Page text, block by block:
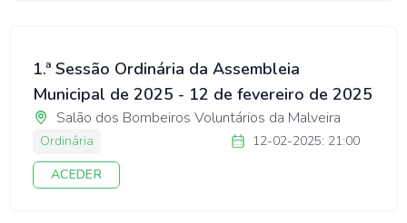
1.ª Sessão Ordinária da Assembleia
Municipal de 2025 - 12 de fevereiro de 2025
Salão dos Bombeiros Voluntários da Malveira
Ordinária
12-02-2025: 21:00
ACEDER